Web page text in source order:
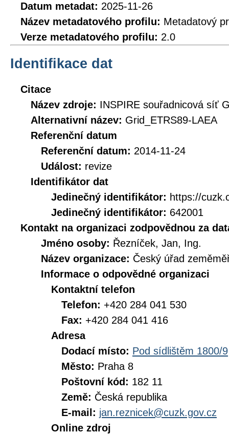
Datum metadat: 2025-11-26
Název metadatového profilu: Metadatový
Verze metadatového profilu: 2.0
Identifikace dat
Citace
Název zdroje: INSPIRE souřadnicová síť
Alternativní název: Grid_ETRS89-LAEA
Referenční datum
Referenční datum: 2014-11-24
Událost: revize
Identifikátor dat
Jedinečný identifikátor: https://
Jedinečný identifikátor: 642001
Kontakt na organizaci zodpovědnou za
Jméno osoby: Řezníček, Jan, Ing.
Název organizace: Český úřad
Informace o odpovědné organizaci
Kontaktní telefon
Telefon: +420 284 041 530
Fax: +420 284 041 416
Adresa
Dodací místo: Pod sídlištěm 1800/9
Město: Praha 8
Poštovní kód: 182 11
Země: Česká republika
E-mail: jan.reznicek@cuzk.gov.cz
Online zdroj